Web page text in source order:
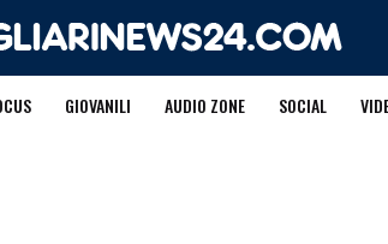
GIOVANILI AUDIO ZONE SOCIAL